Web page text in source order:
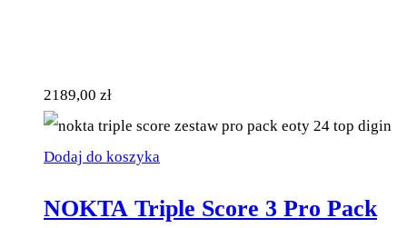
2189,00 zł
Dodaj do koszyka
NOKTA Triple Score 3 Pro Pack